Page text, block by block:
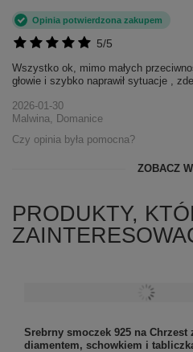
5/5
Opinia potwierdzona zakupem
Wszystko ok, mimo małych
głowie i szybko naprawił sytuacje ,
2026-01-30
Malwina, Domanice
Czy opinia była pomocna?
ZOBACZ
PRODUKTY,
Srebrny smoczek 925 na Chrzest
diamentem, schowkiem i